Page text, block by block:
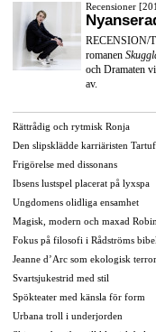
Recensioner
RECENSION/
romanen
och Dramaten
av.
Rättrådig och rytmisk Ronja
Den slipsklädde karriäristen
Frigörelse med dissonans
Ibsens lustspel placerat på lyxspa
Ungdomens olidliga ensamhet
Magisk, modern och maxad Robin
Fokus på filosofi i Rådströms bibel
Jeanne d’Arc som ekologisk
Svartsjukestrid med stil
Spökteater med känsla för form
Urbana troll i underjorden